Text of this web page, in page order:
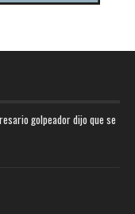
golpeador dijo que se